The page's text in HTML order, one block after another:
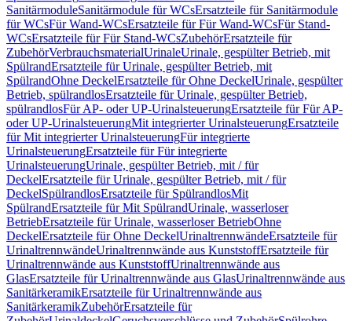
SanitärmoduleSanitärmodule für WCsErsatzteile für Sanitärmodule
für WCsFür Wand-WCsErsatzteile für Für Wand-WCsFür Stand-
WCsErsatzteile für Für Stand-WCsZubehörErsatzteile für
ZubehörVerbrauchsmaterialUrinaleUrinale, gespülter Betrieb, mit
SpülrandErsatzteile für Urinale, gespülter Betrieb, mit
SpülrandOhne DeckelErsatzteile für Ohne DeckelUrinale, gespülter
Betrieb, spülrandlosErsatzteile für Urinale, gespülter Betrieb,
spülrandlosFür AP- oder UP-UrinalsteuerungErsatzteile für Für AP-
oder UP-UrinalsteuerungMit integrierter UrinalsteuerungErsatzteile
für Mit integrierter UrinalsteuerungFür integrierte
UrinalsteuerungErsatzteile für Für integrierte
UrinalsteuerungUrinale, gespülter Betrieb, mit / für
DeckelErsatzteile für Urinale, gespülter Betrieb, mit / für
DeckelSpülrandlosErsatzteile für SpülrandlosMit
SpülrandErsatzteile für Mit SpülrandUrinale, wasserloser
BetriebErsatzteile für Urinale, wasserloser BetriebOhne
DeckelErsatzteile für Ohne DeckelUrinaltrennwändeErsatzteile für
UrinaltrennwändeUrinaltrennwände aus KunststoffErsatzteile für
Urinaltrennwände aus KunststoffUrinaltrennwände aus
GlasErsatzteile für Urinaltrennwände aus GlasUrinaltrennwände aus
SanitärkeramikErsatzteile für Urinaltrennwände aus
SanitärkeramikZubehörErsatzteile für